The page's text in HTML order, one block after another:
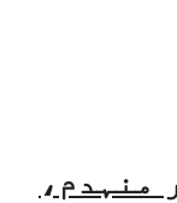
منہدم،